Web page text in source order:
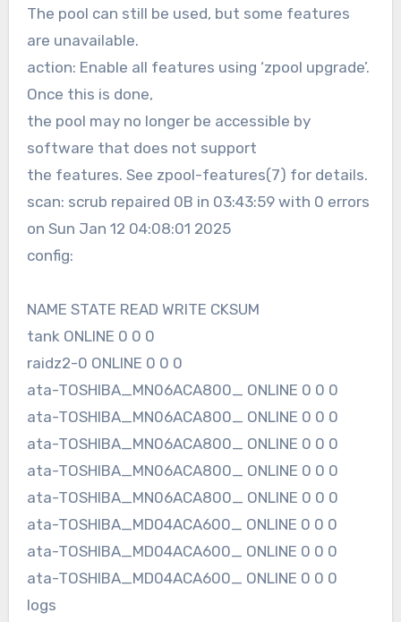
The pool can still be used, but some features
are unavailable.
action: Enable all features using ‘zpool upgrade’.
Once this is done,
the pool may no longer be accessible by
software that does not support
the features. See zpool-features(7) for details.
scan: scrub repaired 0B in 03:43:59 with 0 errors
on Sun Jan 12 04:08:01 2025
config:
NAME STATE READ WRITE CKSUM
tank ONLINE 0 0 0
raidz2-0 ONLINE 0 0 0
ata-TOSHIBA_MN06ACA800_ ONLINE 0 0 0
ata-TOSHIBA_MN06ACA800_ ONLINE 0 0 0
ata-TOSHIBA_MN06ACA800_ ONLINE 0 0 0
ata-TOSHIBA_MN06ACA800_ ONLINE 0 0 0
ata-TOSHIBA_MN06ACA800_ ONLINE 0 0 0
ata-TOSHIBA_MD04ACA600_ ONLINE 0 0 0
ata-TOSHIBA_MD04ACA600_ ONLINE 0 0 0
ata-TOSHIBA_MD04ACA600_ ONLINE 0 0 0
logs